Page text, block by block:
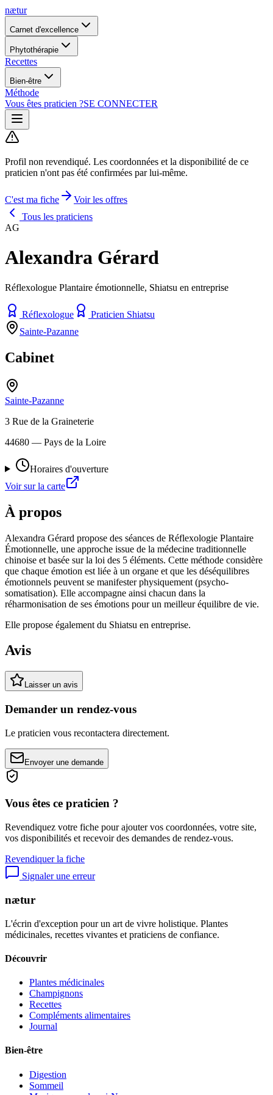
nætur
Carnet d'excellence
Phytothérapie
Recettes
Bien-être
Méthode
Vous êtes praticien ?SE CONNECTER
Profil non revendiqué. Les coordonnées et la disponibilité de ce
praticien n'ont pas été confirmées par lui-même.
C'est ma fiche
Voir les offres
Tous les praticiens
AG
Alexandra Gérard
Réflexologue Plantaire émotionnelle, Shiatsu en entreprise
Réflexologue
Praticien Shiatsu
Sainte-Pazanne
Cabinet
Sainte-Pazanne
3 Rue de la Graineterie
44680 — Pays de la Loire
Horaires d'ouverture
Voir sur la carte
À propos
Alexandra Gérard propose des séances de Réflexologie Plantaire
Émotionnelle, une approche issue de la médecine traditionnelle
chinoise et basée sur la loi des 5 éléments. Cette méthode considère
que chaque émotion est liée à un organe et que les déséquilibres
émotionnels peuvent se manifester physiquement (psycho-
somatisation). Elle accompagne ainsi chacun dans la
réharmonisation de ses émotions pour un meilleur équilibre de vie.
Elle propose également du Shiatsu en entreprise.
Avis
Laisser un avis
Demander un rendez-vous
Le praticien vous recontactera directement.
Envoyer une demande
Vous êtes ce praticien ?
Revendiquez votre fiche pour ajouter vos coordonnées, votre site,
vos disponibilités et recevoir des demandes de rendez-vous.
Revendiquer la fiche
Signaler une erreur
nætur
L'écrin d'exception pour un art de vivre holistique. Plantes
médicinales, recettes vivantes et praticiens de confiance.
Découvrir
Plantes médicinales
Champignons
Recettes
Compléments alimentaires
Journal
Bien-être
Digestion
Sommeil